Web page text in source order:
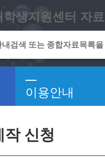
생지원센터 자료
이용안내
작 신청